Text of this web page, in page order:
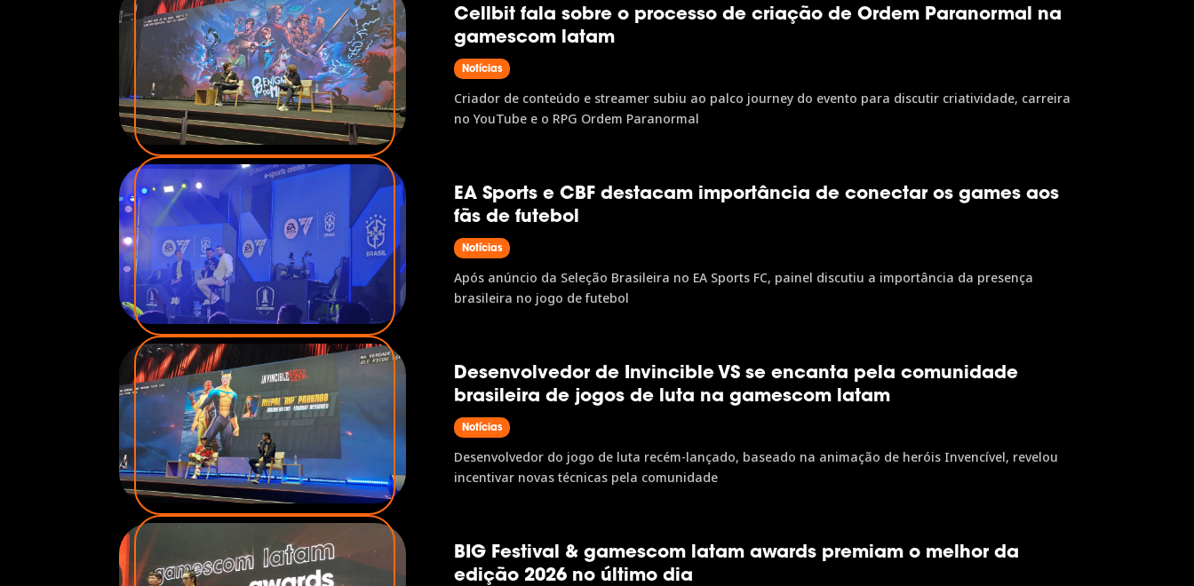
Cellbit fala sobre o processo de criação de Ordem Paranormal na
gamescom latam
Notícias
Criador de conteúdo e streamer subiu ao palco journey do evento para discutir criatividade, carreira
no YouTube e o RPG Ordem Paranormal
EA Sports e CBF destacam importância de conectar os games aos
fãs de futebol
Notícias
Após anúncio da Seleção Brasileira no EA Sports FC, painel discutiu a importância da presença
brasileira no jogo de futebol
Desenvolvedor de Invincible VS se encanta pela comunidade
brasileira de jogos de luta na gamescom latam
Notícias
Desenvolvedor do jogo de luta recém-lançado, baseado na animação de heróis Invencível, revelou
incentivar novas técnicas pela comunidade
BIG Festival & gamescom latam awards premiam o melhor da
edição 2026 no último dia